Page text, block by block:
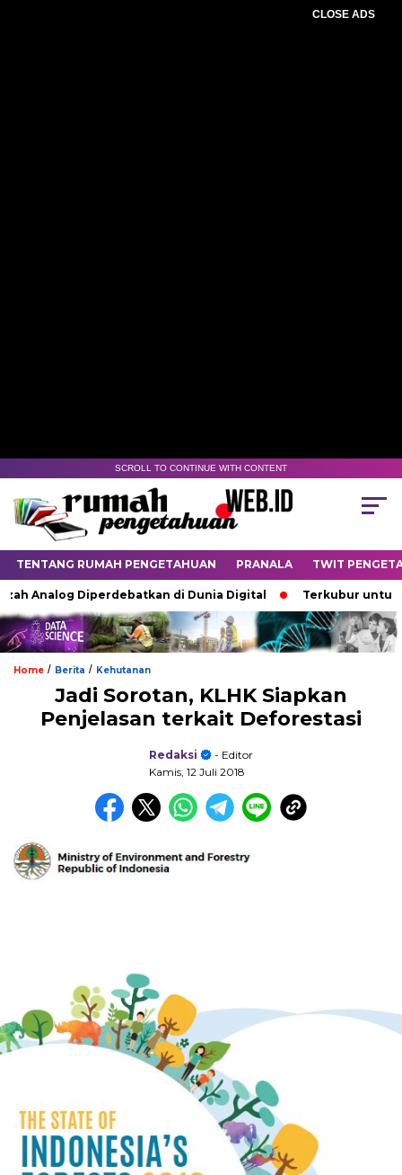
CLOSE ADS
SCROLL TO CONTINUE WITH CONTENT
TENTANG RUMAH PENGETAHUAN PRANALA TWIT
Analog Diperdebatkan di Dunia Digital Terkubur untuk
Home / Berita / Kehutanan
Jadi Sorotan, KLHK Siapkan
Penjelasan terkait Deforestasi
Redaksi
- Editor
Kamis, 12 Juli 2018